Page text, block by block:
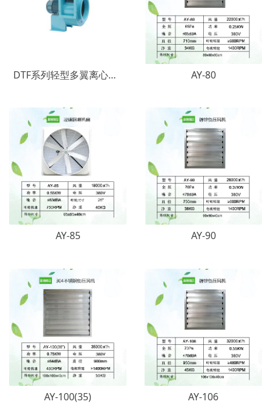
DTF系列轻型多翼离心通风机 AY-80
AY-85 AY-90
AY-100(35) AY-106